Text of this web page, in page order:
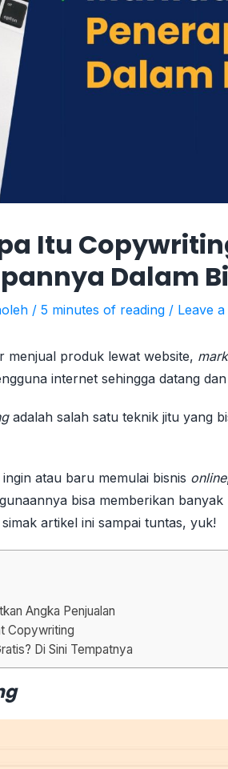
Itu
Dalam
/ 5 minutes of reading / Leave
menjual produk lewat website,
internet sehingga datang
adalah salah satu teknik jitu yang
atau baru memulai bisnis online
bisa memberikan
artikel ini sampai tuntas, yuk!
Angka Penjualan
Copywriting
Di Sini Tempatnya